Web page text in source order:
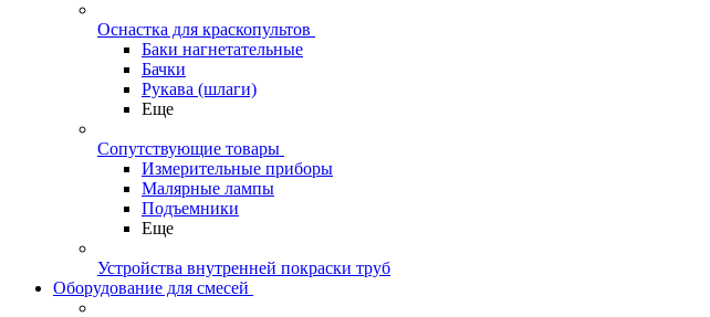
Оснастка для краскопультов
Баки нагнетательные
Бачки
Рукава (шлаги)
Еще
Сопутствующие товары
Измерительные приборы
Малярные лампы
Подъемники
Еще
Устройства внутренней покраски труб
Оборудование для смесей